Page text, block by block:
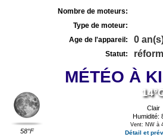
Nombre de moteurs:
Type de moteur:
Age de l'appareil:
0
Statut:
MÉTÉO À
58°F
Clair
Humidité:
Vent: NW à
Détail et